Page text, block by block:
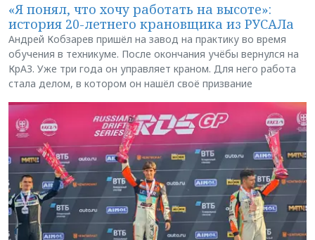
«Я понял, что хочу работать на высоте»:
история 20-летнего крановщика из РУСАЛа
Андрей Кобзарев пришёл на завод на практику во время
обучения в техникуме. После окончания учёбы вернулся на
КрАЗ. Уже три года он управляет краном. Для него работа
стала делом, в котором он нашёл своё призвание